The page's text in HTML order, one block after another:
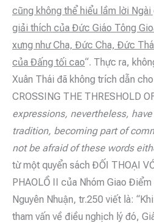
cũng không thể hiểu lầm lời
giải thích của Đức Giáo Tông
xưng như Cha, Đức Cha, Đức
của Đấng tối cao“. Thực ra,
Xuân Thái đã không trích dẫn
CROSSING THE THRESHOLD
expressions, nevertheless,
tradition, becoming part of
not be afraid of these words
từ một quyển sách ĐỐI THOẠI
PHAOLỒ II của Nhóm Giao
Nguyên Nhuận, tr.250 viết là:
tham vấn về điều nghịch lý đó,